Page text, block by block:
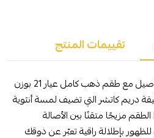
تقييمات المنتج
تألقي بسحر الشرق وأناقة التفاصيل مع طقم ذهب كامل عيار 21 بوزن
دريم كاتشر التي تضيف لمسة أنثوية
مزيجًا متقنًا بين الأصالة
للظهور بإطلالة راقية تعبّر عن ذوقك